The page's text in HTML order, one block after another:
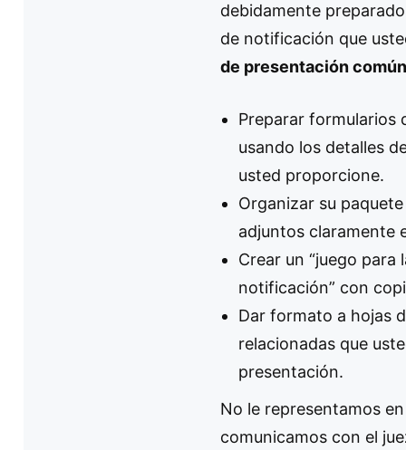
debidamente
de notificación que
de presentación
Preparar formularios
usando los detalles
usted proporcione.
Organizar su
adjuntos claramente
Crear un “juego para
notificación” con
Dar formato a hojas
relacionadas que
presentación.
No le representamos
comunicamos con el